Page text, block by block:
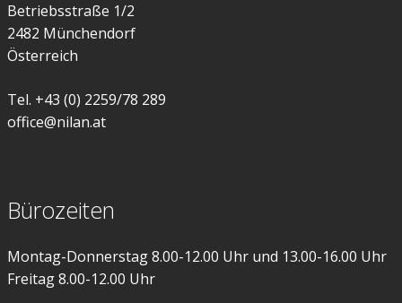
Betriebsstraße 1/2
2482 Münchendorf
Österreich
Tel. +43 (0) 2259/78 289
office@nilan.at
Bürozeiten
Montag-Donnerstag 8.00-12.00 Uhr und 13.00-16.00 Uhr
Freitag 8.00-12.00 Uhr